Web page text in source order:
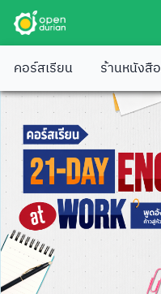
คอร์สเรียน ร้านหนังสือ